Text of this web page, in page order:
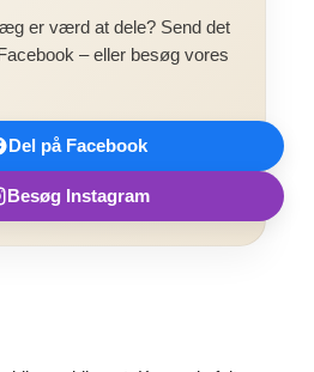
er værd at dele? Send det
– eller besøg vores
Del på Facebook
Besøg Instagram